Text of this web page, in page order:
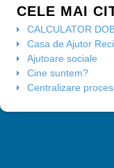
CELE MAI
CALCULATOR
Casa de Ajutor
Ajutoare sociale
Cine suntem?
Centralizare